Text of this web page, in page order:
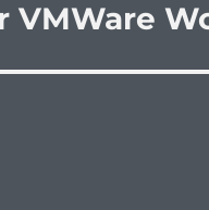
VMWare